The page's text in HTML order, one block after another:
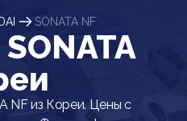
SONATA NF
NF из Кореи. Цены с